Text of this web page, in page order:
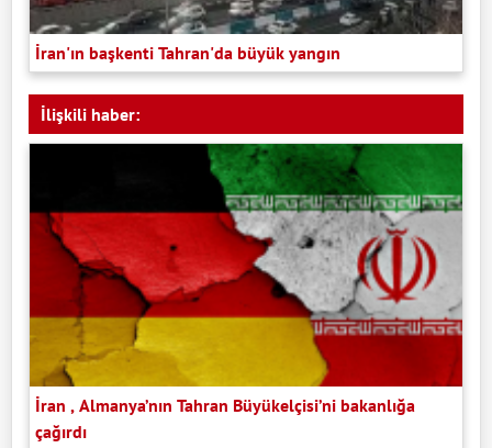
İran'ın başkenti Tahran'da büyük yangın
İlişkili haber:
İran , Almanya’nın Tahran Büyükelçisi’ni bakanlığa
çağırdı